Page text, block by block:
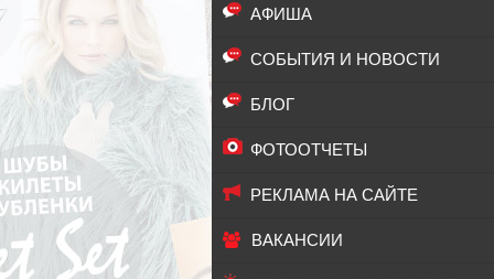
АФИША
СОБЫТИЯ И НОВОСТИ
БЛОГ
ФОТООТЧЕТЫ
РЕКЛАМА НА САЙТЕ
ВАКАНСИИ